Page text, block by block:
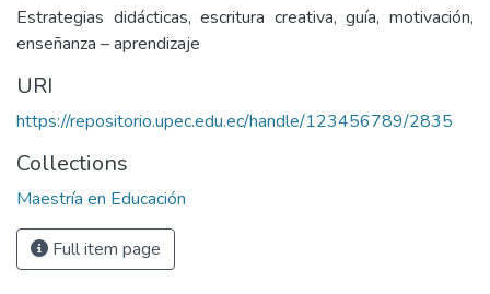
Estrategias didácticas, escritura creativa, guía, motivación,
enseñanza – aprendizaje
URI
https://repositorio.upec.edu.ec/handle/123456789/2835
Collections
Maestría en Educación
Full item page